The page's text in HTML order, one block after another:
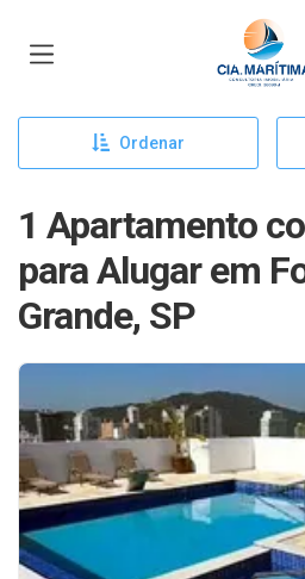
Página
Ordenar
1 Apartamento
para Alugar em
Grande, SP